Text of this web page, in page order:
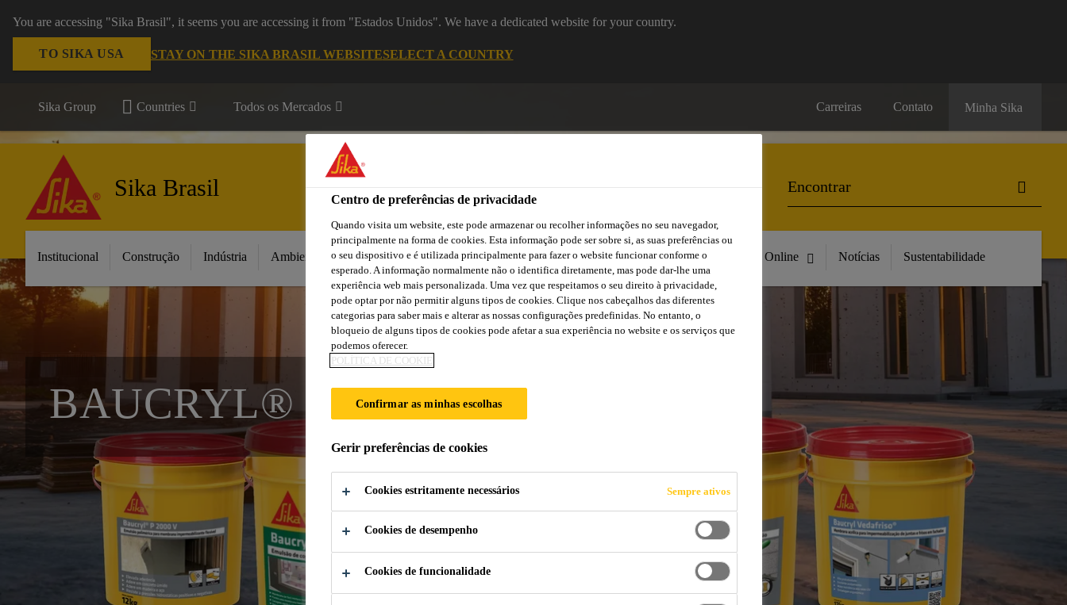
You are accessing "Sika Brasil", it seems you are accessing it from "Estados Unidos". We have a dedicated website for your country.
TO SIKA USA STAY ON THE SIKA BRASIL WEBSITESELECT A COUNTRY
Sika Group Countries Todos os Mercados Carreiras Contato Minha Sika
Sika Brasil
Institucional Construção Indústria Ambientes da Casa Automotive Centro de Downloads Cursos Online Compre Online Notícias Sustentabilidade
BAUCRYL®
Centro de preferências de privacidade
Quando visita um website, este pode armazenar ou recolher informações no seu navegador,
principalmente na forma de cookies. Esta informação pode ser sobre si, as suas preferências ou
o seu dispositivo e é utilizada principalmente para fazer o website funcionar conforme o
esperado. A informação normalmente não o identifica diretamente, mas pode dar-lhe uma
experiência web mais personalizada. Uma vez que respeitamos o seu direito à privacidade,
pode optar por não permitir alguns tipos de cookies. Clique nos cabeçalhos das diferentes
categorias para saber mais e alterar as nossas configurações predefinidas. No entanto, o
bloqueio de alguns tipos de cookies pode afetar a sua experiência no website e os serviços que
podemos oferecer.
POLÍTICA DE COOKIE
Confirmar as minhas escolhas
Gerir preferências de cookies
Cookies estritamente necessários Sempre ativos
Cookies de desempenho
Cookies de funcionalidade